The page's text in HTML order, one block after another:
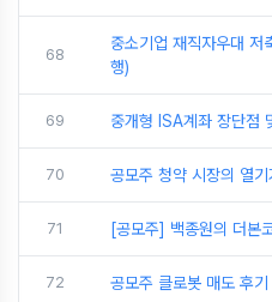
68
중소기업 재직자우대
행)
69 중개형 ISA계좌 장단점
70 공모주 청약 시장의 열
71 [공모주] 백종원의 더본
72 공모주 클로봇 매도 후기